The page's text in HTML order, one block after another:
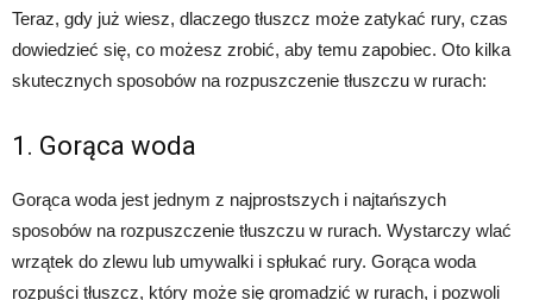
Teraz, gdy już wiesz, dlaczego tłuszcz może zatykać rury, czas
dowiedzieć się, co możesz zrobić, aby temu zapobiec. Oto kilka
skutecznych sposobów na rozpuszczenie tłuszczu w rurach:
1. Gorąca woda
Gorąca woda jest jednym z najprostszych i najtańszych
sposobów na rozpuszczenie tłuszczu w rurach. Wystarczy wlać
wrzątek do zlewu lub umywalki i spłukać rury. Gorąca woda
rozpuści tłuszcz, który może się gromadzić w rurach, i pozwoli